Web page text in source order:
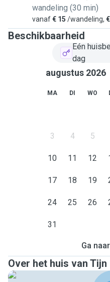
wandeling (30 min)
vanaf€ 15 /wandeling,
Beschikbaarheid
Eén
dag
augustus 2026
MA DI WO
3 4 5
10 11 12
17 18 19
24 25 26
31
Ga
Over het huis van Tijn